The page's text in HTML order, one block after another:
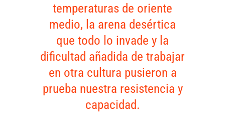
temperaturas de oriente
medio, la arena desértica
que todo lo invade y la
dificultad añadida de trabajar
en otra cultura pusieron a
prueba nuestra resistencia y
capacidad.